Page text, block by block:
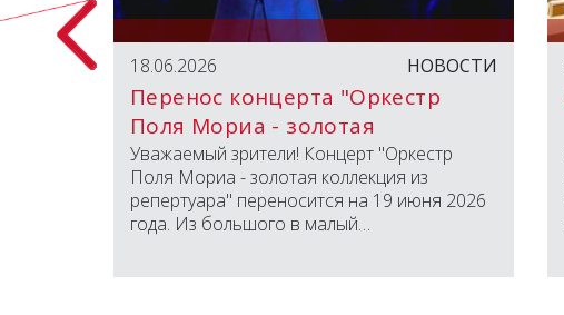
18.06.2026 НОВОСТИ
Перенос концерта "Оркестр
Поля Мориа - золотая
коллекция из репертуара"
Уважаемый зрители! Концерт "Оркестр
Поля Мориа - золотая коллекция из
репертуара" переносится на 19 июня 2026
года. Из большого в малый…